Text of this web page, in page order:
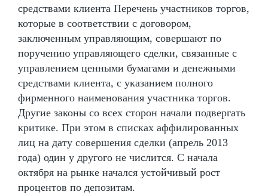
средствами клиента Перечень участников торгов,
которые в соответствии с договором,
заключенным управляющим, совершают по
поручению управляющего сделки, связанные с
управлением ценными бумагами и денежными
средствами клиента, с указанием полного
фирменного наименования участника торгов.
Другие законы со всех сторон начали подвергать
критике. При этом в списках аффилированных
лиц на дату совершения сделки (апрель 2013
года) один у другого не числится. С начала
октября на рынке начался устойчивый рост
процентов по депозитам.